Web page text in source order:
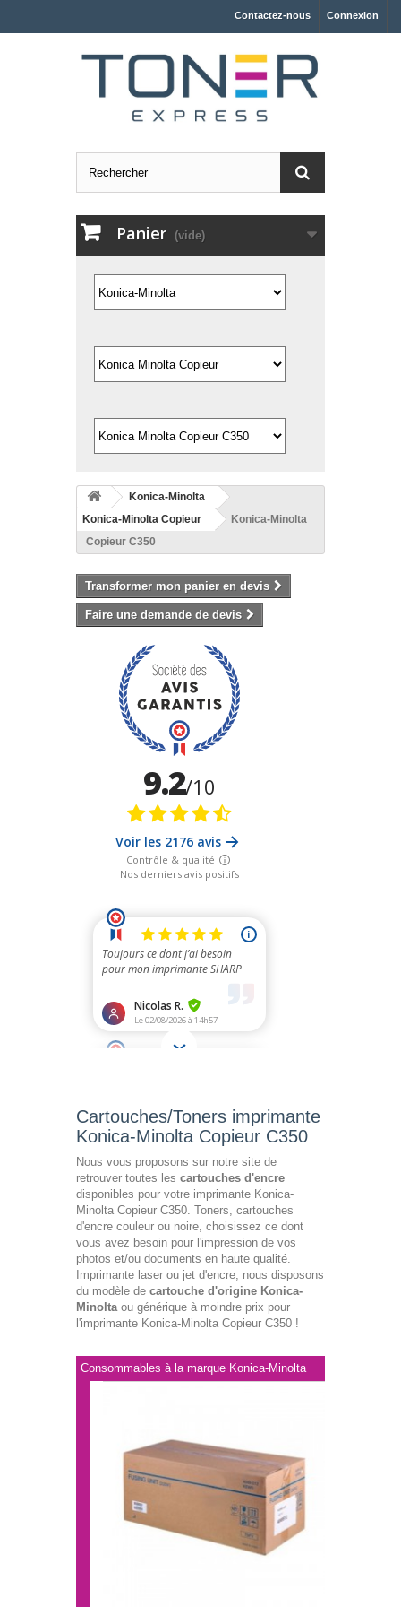
Connexion
Contactez-nous
Panier (vide)
Konica-Minolta
Konica-Minolta Copieur
Konica-Minolta
Copieur C350
Transformer mon panier en devis
Faire une demande de devis
Cartouches/Toners imprimante
Konica-Minolta Copieur C350
Nous vous proposons sur notre site de
retrouver toutes les cartouches d'encre
disponibles pour votre imprimante Konica-
Minolta Copieur C350. Toners, cartouches
d'encre couleur ou noire, choisissez ce dont
vous avez besoin pour l'impression de vos
photos et/ou documents en haute qualité.
Imprimante laser ou jet d'encre, nous disposons
du modèle de cartouche d'origine Konica-
Minoltaou générique à moindre prix pour
l'imprimante Konica-Minolta Copieur C350 !
Consommables à la marque Konica-Minolta